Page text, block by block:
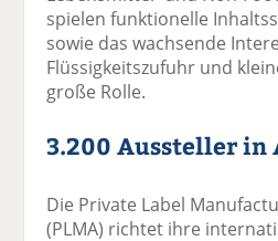
spielen funktionelle
sowie das wachsende
Flüssigkeitszufuhr und
große Rolle.
3.200 Aussteller in
Die Private Label
(PLMA) richtet ihre